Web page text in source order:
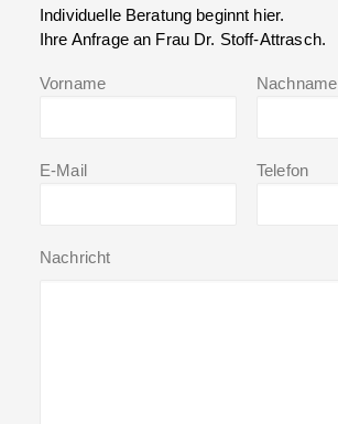
Individuelle Beratung beginnt hier.
Ihre Anfrage an Frau Dr. Stoff-Attrasch.
Vorname Nachname
E-Mail Telefon
Nachricht